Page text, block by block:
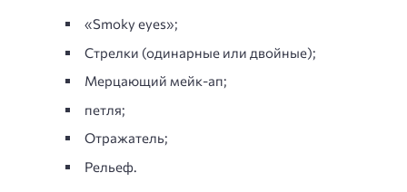
«Smoky eyes»;
Стрелки (одинарные или двойные);
Мерцающий мейк-ап;
петля;
Отражатель;
Рельеф.